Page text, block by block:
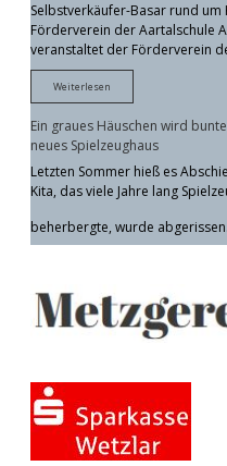
Selbstverkäufer-Basar rund
Förderverein der Aartalschule
veranstaltet der Förderverein
Weiterlesen
Basar
Fördervereins
der
Aartalschule
Ein graues Häuschen wird
neues Spielzeughaus
Letzten Sommer hieß es
Kita, das viele Jahre lang
beherbergte, wurde